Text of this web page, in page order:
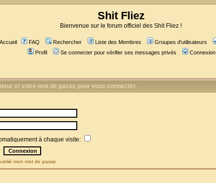
Shit Fliez
Bienvenue sur le forum officiel des Shit Fliez !
Accueil FAQ Rechercher Liste des Membres Groupes d'utilisateurs
Profil
Se connecter pour vérifier ses messages privés Connexion
et votre mot de passe pour vous connecter.
à chaque visite:
mon mot de passe